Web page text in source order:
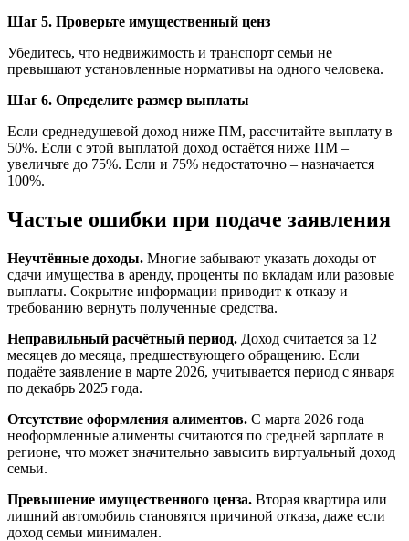
Шаг 5. Проверьте имущественный ценз
Убедитесь, что недвижимость и транспорт семьи не
превышают установленные нормативы на одного человека.
Шаг 6. Определите размер выплаты
Если среднедушевой доход ниже ПМ, рассчитайте выплату в
50%. Если с этой выплатой доход остаётся ниже ПМ –
увеличьте до 75%. Если и 75% недостаточно – назначается
100%.
Частые ошибки при подаче заявления
Неучтённые доходы. Многие забывают указать доходы от
сдачи имущества в аренду, проценты по вкладам или разовые
выплаты. Сокрытие информации приводит к отказу и
требованию вернуть полученные средства.
Неправильный расчётный период. Доход считается за 12
месяцев до месяца, предшествующего обращению. Если
подаёте заявление в марте 2026, учитывается период с января
по декабрь 2025 года.
Отсутствие оформления алиментов. С марта 2026 года
неоформленные алименты считаются по средней зарплате в
регионе, что может значительно завысить виртуальный доход
семьи.
Превышение имущественного ценза. Вторая квартира или
лишний автомобиль становятся причиной отказа, даже если
доход семьи минимален.